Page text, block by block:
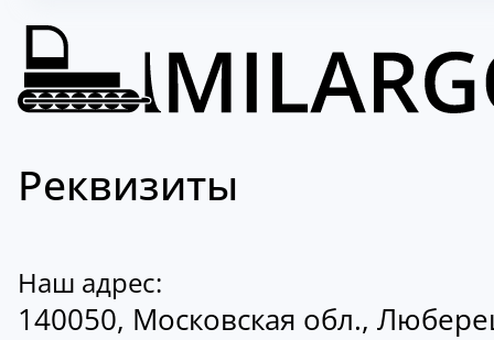
Реквизиты
Наш адрес:
140050, Московская обл.,